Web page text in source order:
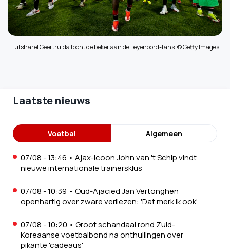
Lutsharel Geertruida toont de beker aan de Feyenoord-fans. © Getty Images
Laatste nieuws
Voetbal Algemeen
07/08 - 13:46 • Ajax-icoon John van 't Schip vindt
nieuwe internationale trainersklus
07/08 - 10:39 • Oud-Ajacied Jan Vertonghen
openhartig over zware verliezen: 'Dat merk ik ook'
07/08 - 10:20 • Groot schandaal rond Zuid-
Koreaanse voetbalbond na onthullingen over
pikante 'cadeaus'